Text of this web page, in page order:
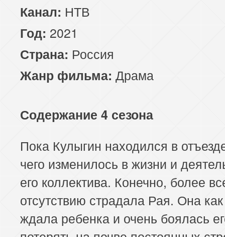
Канал: НТВ
Год: 2021
Страна: Россия
Жанр фильма: Драма
Содержание 4 сезона
Пока Кулыгин находился в
чего изменилось в жизни и
его коллектива. Конечно, более
отсутствию страдала Рая. Она
ждала ребенка и очень боялась